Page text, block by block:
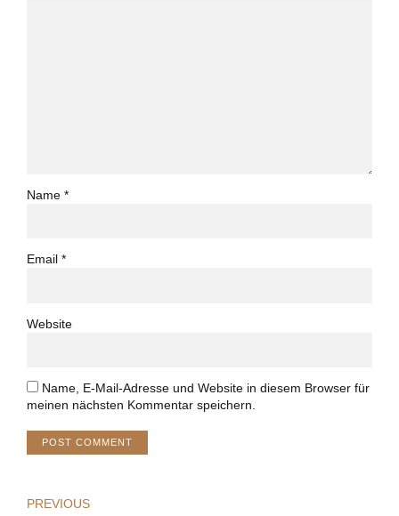
Name *
Email *
Website
Name, E-Mail-Adresse und Website in diesem Browser für
meinen nächsten Kommentar speichern.
POST COMMENT
PREVIOUS